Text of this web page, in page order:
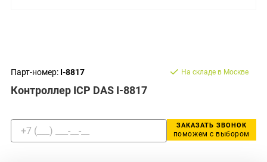
Парт-номер: I-8817
Контроллер ICP DAS I-8817
На складе в Москве
ЗАКАЗАТЬ ЗВОНОК
поможем с выбором